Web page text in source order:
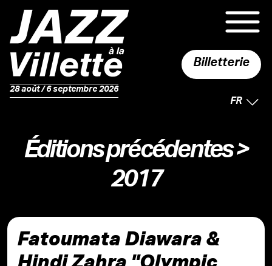
28 août / 6 septembre 2026
Billetterie
FR
Éditions précédentes>
2017
Fatoumata Diawara &
Hindi Zahra "Olympic